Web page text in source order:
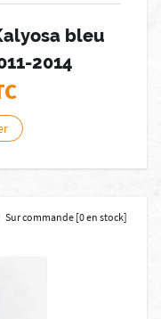
bleu
2014
Sur commande [0 en stock]